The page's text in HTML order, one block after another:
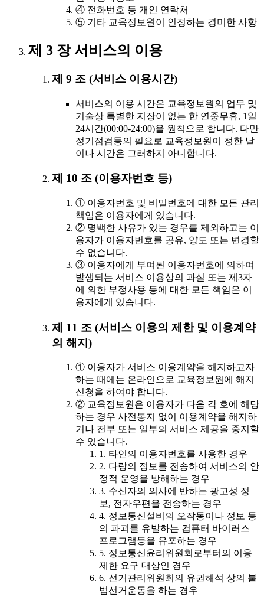
④ 전화번호 등 개인 연락처
⑤ 기타 교육정보원이 인정하는 경미한 사항
제 3 장 서비스의 이용
제 9 조 (서비스 이용시간)
서비스의 이용 시간은 교육정보원의 업무 및
기술상 특별한 지장이 없는 한 연중무휴, 1일
24시간(00:00-24:00)을 원칙으로 합니다. 다만
정기점검등의 필요로 교육정보원이 정한 날
이나 시간은 그러하지 아니합니다.
제 10 조 (이용자번호 등)
① 이용자번호 및 비밀번호에 대한 모든 관리
책임은 이용자에게 있습니다.
② 명백한 사유가 있는 경우를 제외하고는 이
용자가 이용자번호를 공유, 양도 또는 변경할
수 없습니다.
③ 이용자에게 부여된 이용자번호에 의하여
발생되는 서비스 이용상의 과실 또는 제3자
에 의한 부정사용 등에 대한 모든 책임은 이
용자에게 있습니다.
제 11 조 (서비스 이용의 제한 및 이용계약
의 해지)
① 이용자가 서비스 이용계약을 해지하고자
하는 때에는 온라인으로 교육정보원에 해지
신청을 하여야 합니다.
② 교육정보원은 이용자가 다음 각 호에 해당
하는 경우 사전통지 없이 이용계약을 해지하
거나 전부 또는 일부의 서비스 제공을 중지할
수 있습니다.
1. 타인의 이용자번호를 사용한 경우
2. 다량의 정보를 전송하여 서비스의 안
정적 운영을 방해하는 경우
3. 수신자의 의사에 반하는 광고성 정
보, 전자우편을 전송하는 경우
4. 정보통신설비의 오작동이나 정보 등
의 파괴를 유발하는 컴퓨터 바이러스
프로그램등을 유포하는 경우
5. 정보통신윤리위원회로부터의 이용
제한 요구 대상인 경우
6. 선거관리위원회의 유권해석 상의 불
법선거운동을 하는 경우